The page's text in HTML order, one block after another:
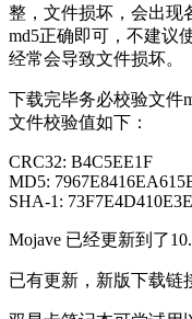
整，文件损坏，会出现
md5正确即可，不建议
经常会导致文件损坏。
下载完毕务必校验文件
文件校验值如下：
CRC32: B4C5EE1F
MD5:
SHA-1:
Mojave 已经更新到了
已有更新，新版下载链